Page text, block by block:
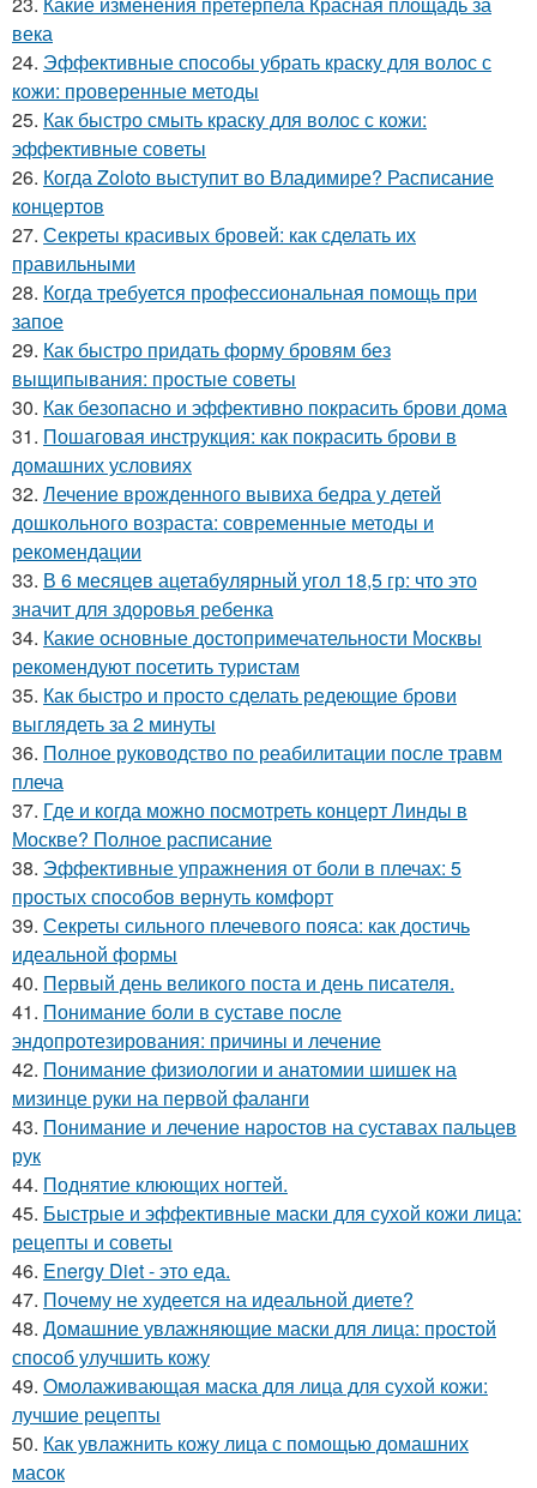
века
24. Эффективные способы убрать краску для волос с
кожи: проверенные методы
25. Как быстро смыть краску для волос с кожи:
эффективные советы
26. Когда Zoloto выступит во Владимире? Расписание
концертов
27. Секреты красивых бровей: как сделать их
правильными
28. Когда требуется профессиональная помощь при
запое
29. Как быстро придать форму бровям без
выщипывания: простые советы
30. Как безопасно и эффективно покрасить брови дома
31. Пошаговая инструкция: как покрасить брови в
домашних условиях
32. Лечение врожденного вывиха бедра у детей
дошкольного возраста: современные методы и
рекомендации
33. В 6 месяцев ацетабулярный угол 18,5 гр: что это
значит для здоровья ребенка
34. Какие основные достопримечательности Москвы
рекомендуют посетить туристам
35. Как быстро и просто сделать редеющие брови
выглядеть за 2 минуты
36. Полное руководство по реабилитации после травм
плеча
37. Где и когда можно посмотреть концерт Линды в
Москве? Полное расписание
38. Эффективные упражнения от боли в плечах: 5
простых способов вернуть комфорт
39. Секреты сильного плечевого пояса: как достичь
идеальной формы
40. Первый день великого поста и день писателя.
41. Понимание боли в суставе после
эндопротезирования: причины и лечение
42. Понимание физиологии и анатомии шишек на
мизинце руки на первой фаланги
43. Понимание и лечение наростов на суставах пальцев
рук
44. Поднятие клюющих ногтей.
45. Быстрые и эффективные маски для сухой кожи лица:
рецепты и советы
46. Energy Diet - это еда.
47. Почему не худеется на идеальной диете?
48. Домашние увлажняющие маски для лица: простой
способ улучшить кожу
49. Омолаживающая маска для лица для сухой кожи:
лучшие рецепты
50. Как увлажнить кожу лица с помощью домашних
масок